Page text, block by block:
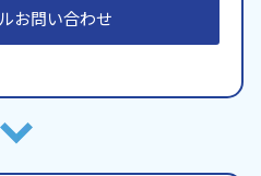
お問い合わせ